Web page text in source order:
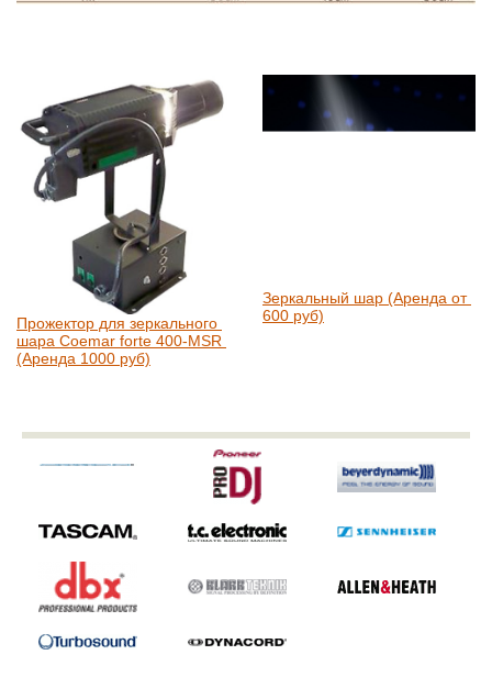
Прожектор для зеркального
шара Coemar forte 400-MSR
(Аренда 1000 руб)
Зеркальный шар (Аренда от
600 руб)